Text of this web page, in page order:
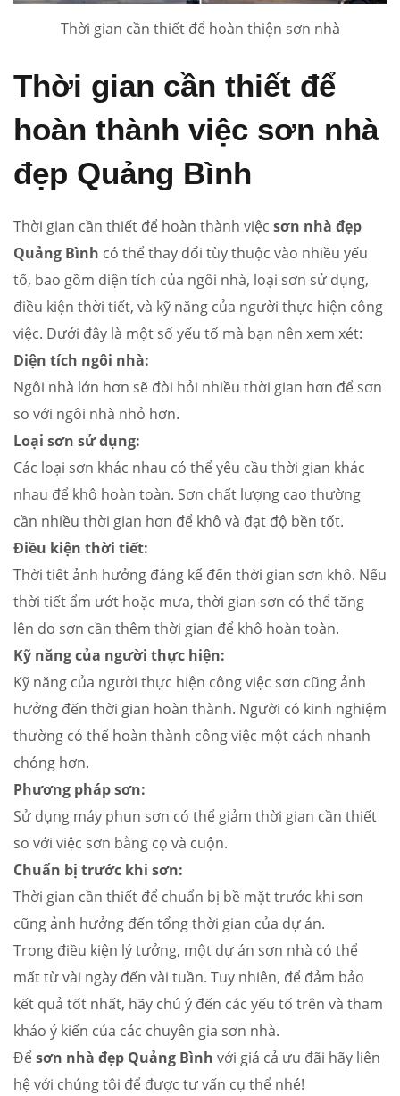
Thời gian cần thiết để hoàn thiện sơn nhà
Thời gian cần thiết để
hoàn thành việc sơn nhà
đẹp Quảng Bình
Thời gian cần thiết để hoàn thành việc sơn nhà đẹp
Quảng Bình có thể thay đổi tùy thuộc vào nhiều yếu
tố, bao gồm diện tích của ngôi nhà, loại sơn sử dụng,
điều kiện thời tiết, và kỹ năng của người thực hiện công
việc. Dưới đây là một số yếu tố mà bạn nên xem xét:
Diện tích ngôi nhà:
Ngôi nhà lớn hơn sẽ đòi hỏi nhiều thời gian hơn để sơn
so với ngôi nhà nhỏ hơn.
Loại sơn sử dụng:
Các loại sơn khác nhau có thể yêu cầu thời gian khác
nhau để khô hoàn toàn. Sơn chất lượng cao thường
cần nhiều thời gian hơn để khô và đạt độ bền tốt.
Điều kiện thời tiết:
Thời tiết ảnh hưởng đáng kể đến thời gian sơn khô. Nếu
thời tiết ẩm ướt hoặc mưa, thời gian sơn có thể tăng
lên do sơn cần thêm thời gian để khô hoàn toàn.
Kỹ năng của người thực hiện:
Kỹ năng của người thực hiện công việc sơn cũng ảnh
hưởng đến thời gian hoàn thành. Người có kinh nghiệm
thường có thể hoàn thành công việc một cách nhanh
chóng hơn.
Phương pháp sơn:
Sử dụng máy phun sơn có thể giảm thời gian cần thiết
so với việc sơn bằng cọ và cuộn.
Chuẩn bị trước khi sơn:
Thời gian cần thiết để chuẩn bị bề mặt trước khi sơn
cũng ảnh hưởng đến tổng thời gian của dự án.
Trong điều kiện lý tưởng, một dự án sơn nhà có thể
mất từ vài ngày đến vài tuần. Tuy nhiên, để đảm bảo
kết quả tốt nhất, hãy chú ý đến các yếu tố trên và tham
khảo ý kiến của các chuyên gia sơn nhà.
Đểsơn nhà đẹp Quảng Bình với giá cả ưu đãi hãy liên
hệ với chúng tôi để được tư vấn cụ thể nhé!